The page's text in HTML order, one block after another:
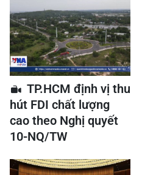
TP.HCM định vị thu
hút FDI chất lượng
cao theo Nghị quyết
10-NQ/TW